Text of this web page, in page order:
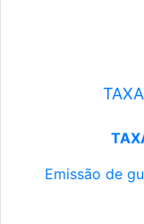
Emissão de